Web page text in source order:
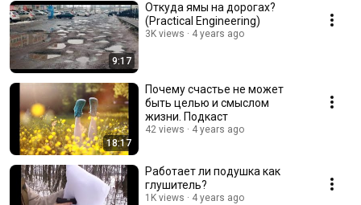
9:17
Откуда ямы на дорогах?
(Practical Engineering)
3K views 4 years ago
18:17
Почему счастье не может
быть целью и смыслом
жизни. Подкаст
42 views 4 years ago
Работает ли подушка как
глушитель?
1K views 4 years ago